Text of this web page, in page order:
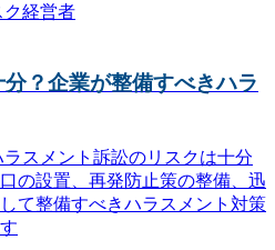
ク経営者
？企業が整備すべきハラ
スメント訴訟のリスクは十分
の設置、再発防止策の整備、迅
て整備すべきハラスメント対策